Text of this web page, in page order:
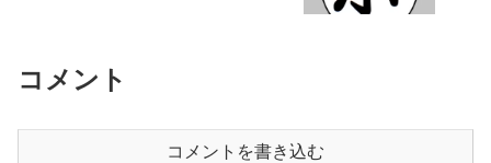
コメント
コメントを書き込む